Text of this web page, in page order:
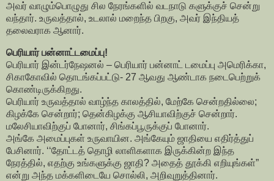
அவர் வாழும்பொழுது சில நேரங்களில் வடநாடு களுக்குச் சென்று
வந்தார். உருவத்தால், உடலால் மறைந்த பிறகு, அவர் இந்தியத்
தலைவராக ஆனார்.
பெரியார் பன்னாட்டமைப்பு!
பெரியார் இன்டர்நேஷனல் – பெரியார் பன்னாட் டமைப்பு அமெரிக்கா,
சிகாகோவில் தொடங்கப்பட்டு- 27 ஆவது ஆண்டாக நடைபெற்றுக்
கொண்டிருக்கிறது.
பெரியார் உருவத்தால் வாழ்ந்த காலத்தில், மேற்கே சென்றதில்லை;
கிழக்கே சென்றார்; தென்கிழக்கு ஆசியாவிற்குச் சென்றார்.
மலேசியாவிற்குப் போனார், சிங்கப்பூருக்குப் போனார்.
அங்கே அமைப்புகள் உருவாயின. அங்கேயும் ஜாதியை எதிர்த்துப்
பேசினார். ‘‘தோட்டத் தொழி லாளிகளாக இருக்கின்ற இந்த
நேரத்தில், எதற்கு உங்களுக்கு ஜாதி? அதைத் தூக்கி எறியுங்கள்”
என்று அந்த மக்களிடையே சொல்லி, அறிவுறுத்தினார்.